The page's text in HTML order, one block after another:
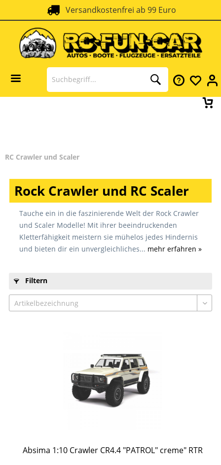
Versandkostenfrei ab 99 Euro
RC Crawler und Scaler
Rock Crawler und RC Scaler
Tauche ein in die faszinierende Welt der Rock Crawler
und Scaler Modelle! Mit ihrer beeindruckenden
Kletterfähigkeit meistern sie mühelos jedes Hindernis
und bieten dir ein unvergleichliches... mehr erfahren »
Filtern
Absima 1:10 Crawler CR4.4 "PATROL" creme" RTR